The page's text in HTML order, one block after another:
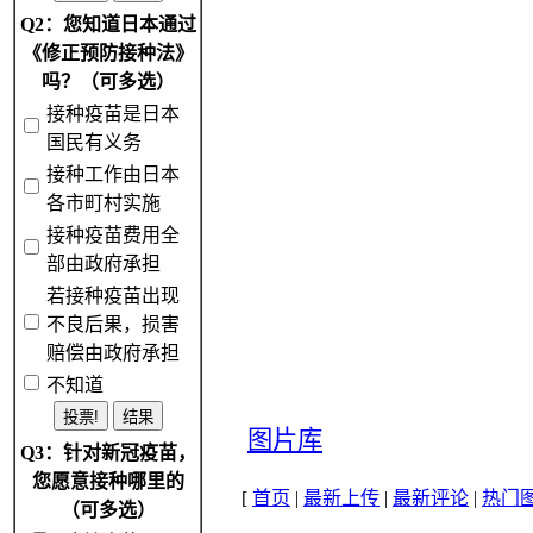
Q2：您知道日本通过
《修正预防接种法》
吗？（可多选）
接种疫苗是日本
国民有义务
接种工作由日本
各市町村实施
接种疫苗费用全
部由政府承担
若接种疫苗出现
不良后果，损害
赔偿由政府承担
不知道
Q3：针对新冠疫苗，
您愿意接种哪里的
（可多选）
图片库
[ 首页 | 最新上传 | 最新评论 | 热门